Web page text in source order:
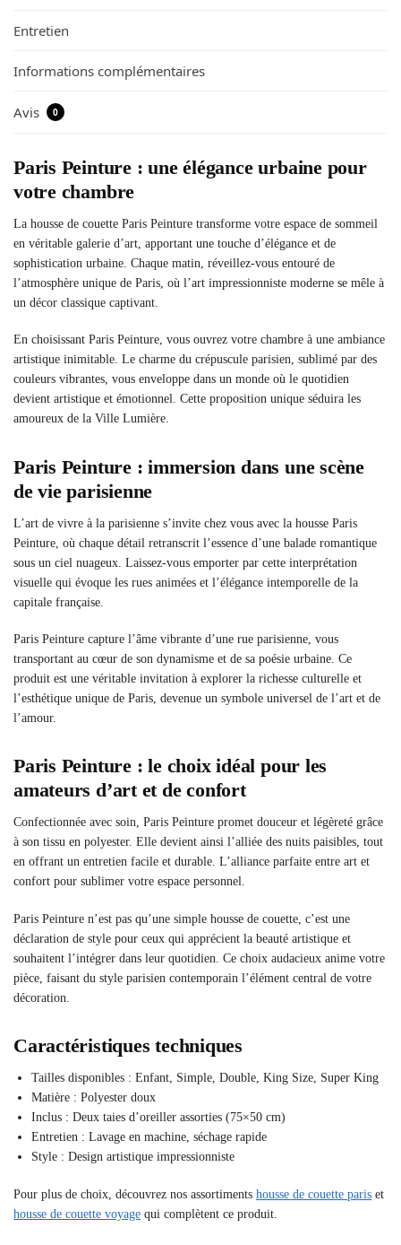
Entretien
Informations complémentaires
Avis 0
Paris Peinture : une élégance urbaine pour
votre chambre
La housse de couette Paris Peinture transforme votre espace de sommeil
en véritable galerie d’art, apportant une touche d’élégance et de
sophistication urbaine. Chaque matin, réveillez-vous entouré de
l’atmosphère unique de Paris, où l’art impressionniste moderne se mêle à
un décor classique captivant.
En choisissant Paris Peinture, vous ouvrez votre chambre à une ambiance
artistique inimitable. Le charme du crépuscule parisien, sublimé par des
couleurs vibrantes, vous enveloppe dans un monde où le quotidien
devient artistique et émotionnel. Cette proposition unique séduira les
amoureux de la Ville Lumière.
Paris Peinture : immersion dans une scène
de vie parisienne
L’art de vivre à la parisienne s’invite chez vous avec la housse Paris
Peinture, où chaque détail retranscrit l’essence d’une balade romantique
sous un ciel nuageux. Laissez-vous emporter par cette interprétation
visuelle qui évoque les rues animées et l’élégance intemporelle de la
capitale française.
Paris Peinture capture l’âme vibrante d’une rue parisienne, vous
transportant au cœur de son dynamisme et de sa poésie urbaine. Ce
produit est une véritable invitation à explorer la richesse culturelle et
l’esthétique unique de Paris, devenue un symbole universel de l’art et de
l’amour.
Paris Peinture : le choix idéal pour les
amateurs d’art et de confort
Confectionnée avec soin, Paris Peinture promet douceur et légèreté grâce
à son tissu en polyester. Elle devient ainsi l’alliée des nuits paisibles, tout
en offrant un entretien facile et durable. L’alliance parfaite entre art et
confort pour sublimer votre espace personnel.
Paris Peinture n’est pas qu’une simple housse de couette, c’est une
déclaration de style pour ceux qui apprécient la beauté artistique et
souhaitent l’intégrer dans leur quotidien. Ce choix audacieux anime votre
pièce, faisant du style parisien contemporain l’élément central de votre
décoration.
Caractéristiques techniques
Tailles disponibles : Enfant, Simple, Double, King Size, Super King
Matière : Polyester doux
Inclus : Deux taies d’oreiller assorties (75×50 cm)
Entretien : Lavage en machine, séchage rapide
Style : Design artistique impressionniste
Pour plus de choix, découvrez nos assortiments housse de couette paris et
housse de couette voyage qui complètent ce produit.